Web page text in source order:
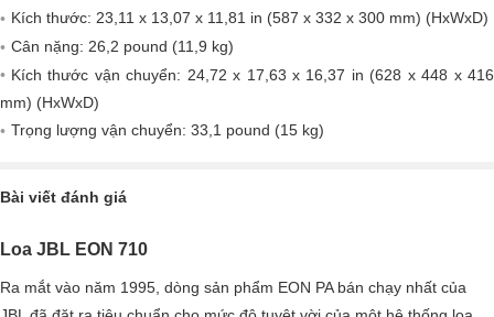
Kích thước: 23,11 x 13,07 x 11,81 in (587 x 332 x 300 mm) (HxWxD)
Cân nặng: 26,2 pound (11,9 kg)
Kích thước vận chuyển: 24,72 x 17,63 x 16,37 in (628 x 448 x 416
mm) (HxWxD)
Trọng lượng vận chuyển: 33,1 pound (15 kg)
Bài viết đánh giá
Loa JBL EON 710
Ra mắt vào năm 1995, dòng sản phẩm EON PA bán chạy nhất của